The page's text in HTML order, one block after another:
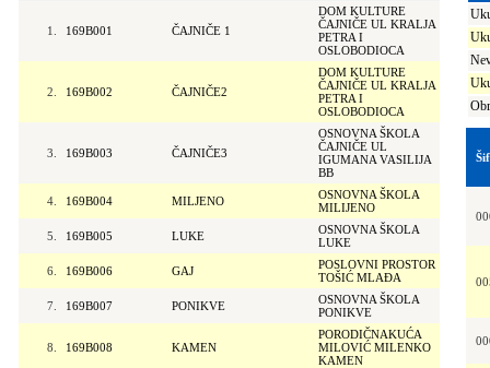
1. 169B001 ČAJNIČE 1
DOM KULTURE
ČAJNIČE UL KRALJA
PETRA I
OSLOBODIOCA
2. 169B002 ČAJNIČE2
DOM KULTURE
ČAJNIČE UL KRALJA
PETRA I
OSLOBODIOCA
3. 169B003 ČAJNIČE3
OSNOVNA ŠKOLA
ČAJNIČE UL
IGUMANA VASILIJA
BB
4. 169B004 MILJENO
OSNOVNA ŠKOLA
MILIJENO
5. 169B005 LUKE
OSNOVNA ŠKOLA
LUKE
6. 169B006 GAJ
POSLOVNI PROSTOR
TOŠIĆ MLAĐA
7. 169B007 PONIKVE
OSNOVNA ŠKOLA
PONIKVE
8. 169B008 KAMEN
PORODIČNAKUĆA
MILOVIĆ MILENKO
KAMEN